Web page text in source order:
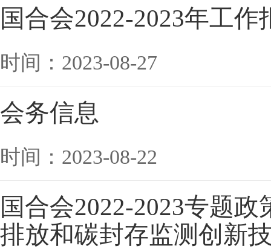
国合会2022-2023年工作
时间：2023-08-27
会务信息
时间：2023-08-22
国合会2022-2023专题
排放和碳封存监测创新